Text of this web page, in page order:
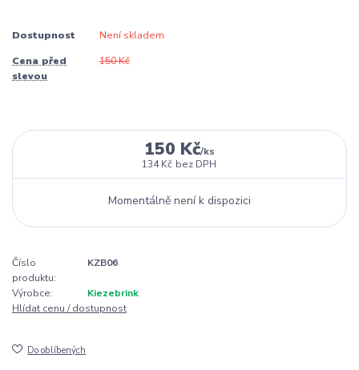
Dostupnost Není skladem
Cena před
slevou
150 Kč
150 Kč/ks
134 Kč bez DPH
Momentálně není k dispozici
Číslo
produktu:
KZB06
Výrobce:
Kiezebrink
Hlídat cenu / dostupnost
Do oblíbených